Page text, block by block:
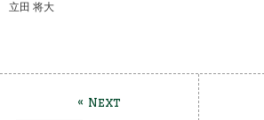
立田 将大
« Next